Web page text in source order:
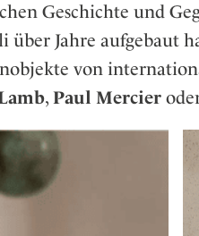
Geschichte und
über Jahre aufgebaut
von
, Paul Mercier